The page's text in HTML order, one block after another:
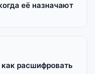
её назначают
расшифровать